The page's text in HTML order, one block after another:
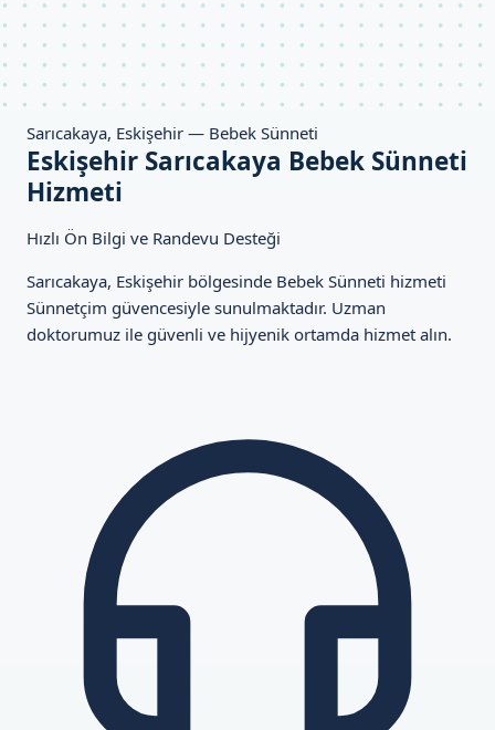
Sarıcakaya, Eskişehir — Bebek Sünneti
Eskişehir Sarıcakaya Bebek Sünneti
Hizmeti
Hızlı Ön Bilgi ve Randevu Desteği
Sarıcakaya, Eskişehir bölgesinde Bebek Sünneti hizmeti
Sünnetçim güvencesiyle sunulmaktadır. Uzman
doktorumuz ile güvenli ve hijyenik ortamda hizmet alın.